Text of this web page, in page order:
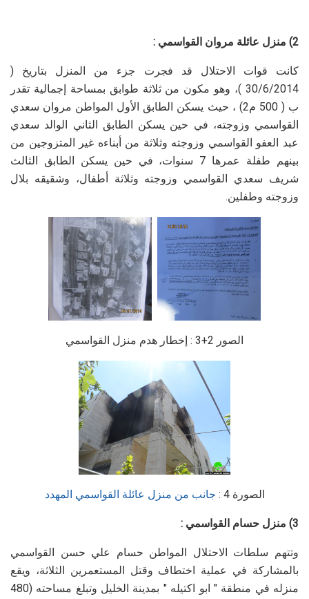
2) منزل عائلة مروان القواسمي :
كانت قوات الاحتلال قد فجرت جزء من المنزل بتاريخ (
30/6/2014 )، وهو مكون من ثلاثة طوابق بمساحة إجمالية تقدر
ب ( 500 م2) ، حيث يسكن الطابق الأول المواطن مروان سعدي
القواسمي وزوجته، في حين يسكن الطابق الثاني الوالد سعدي
عبد العفو القواسمي وزوجته وثلاثة من أبناءه غير المتزوجين من
بينهم طفلة عمرها 7 سنوات، في حين يسكن الطابق الثالث
شريف سعدي القواسمي وزوجته وثلاثة أطفال، وشقيقه بلال
وزوجته وطفلين.
الصور 2+3 : إخطار هدم منزل القواسمي
الصورة 4 : جانب من منزل عائلة القواسمي المهدد
3) منزل حسام القواسمي :
وتتهم سلطات الاحتلال المواطن حسام علي حسن القواسمي
بالمشاركة في عملية اختطاف وقتل المستعمرين الثلاثة، ويقع
منزله في منطقة " ابو اكتيله " بمدينة الخليل وتبلغ مساحته (480